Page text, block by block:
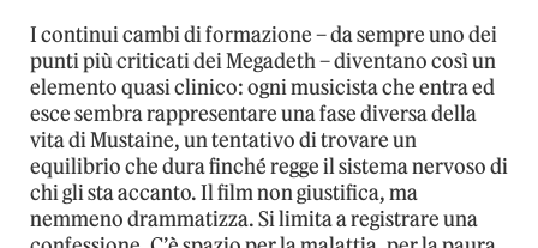
I continui cambi di formazione – da sempre uno dei
punti più criticati dei Megadeth – diventano così un
elemento quasi clinico: ogni musicista che entra ed
esce sembra rappresentare una fase diversa della
vita di Mustaine, un tentativo di trovare un
equilibrio che dura finché regge il sistema nervoso di
chi gli sta accanto. Il film non giustifica, ma
nemmeno drammatizza. Si limita a registrare una